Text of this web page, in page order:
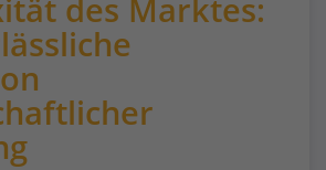
des Marktes: